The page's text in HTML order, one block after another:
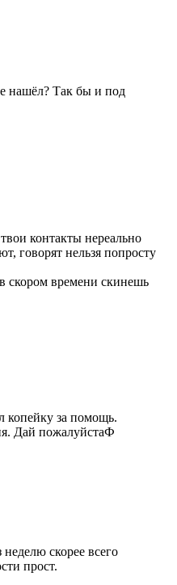
нашёл? Так бы и под
контакты нереально
говорят нельзя попросту
скором времени скинешь
копейку за помощь.
Дай пожалуйстаФ
скорее всего
прост.